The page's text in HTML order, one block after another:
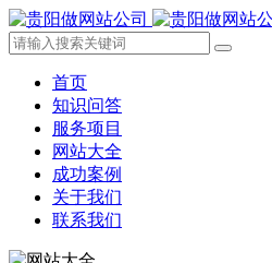
首页
知识问答
服务项目
网站大全
成功案例
关于我们
联系我们